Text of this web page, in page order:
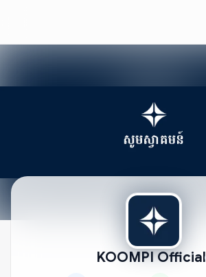
KOOMPI Official